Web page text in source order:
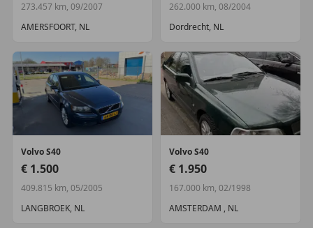
273.457 km, 09/2007
AMERSFOORT, NL
262.000 km, 08/2004
Dordrecht, NL
Volvo S40
€ 1.500
409.815 km, 05/2005
LANGBROEK, NL
VolvoS40
€ 1.950
167.000 km, 02/1998
AMSTERDAM , NL